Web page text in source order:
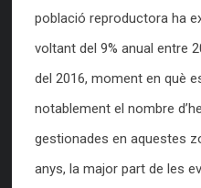
població reproductora ha
voltant del 9% anual entre
del 2016, moment en què
notablement el nombre
gestionades en aquestes
anys, la major part de les